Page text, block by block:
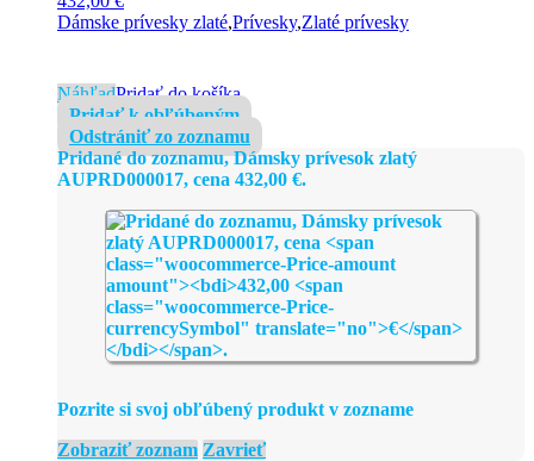
Dámske prívesky zlaté,Prívesky,Zlaté prívesky
NáhľadPridať do košíka
Pridať k obľúbeným
Odstrániť zo zoznamu
Pridané do zoznamu, Dámsky prívesok zlatý
AUPRD000017, cena 432,00 €.
Pozrite si svoj obľúbený produkt v zozname
Zobraziť zoznam Zavrieť